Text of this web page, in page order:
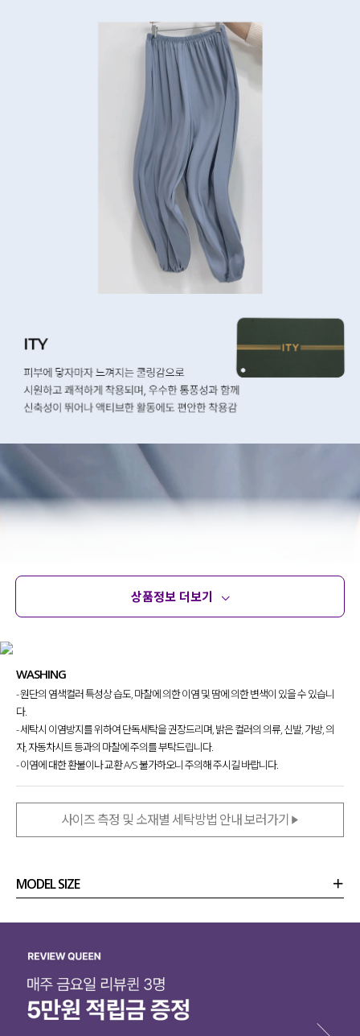
상품정보 더보기
WASHING
- 원단의 염색컬러 특성상 습도, 마찰에 의한 이염 및 땀에 의한 변색이 있을 수 있습니
다.
- 세탁시 이염방지를 위하여 단독세탁을 권장드리며, 밝은 컬러의 의류, 신발, 가방, 의
자, 자동차시트 등과의 마찰에 주의를 부탁드립니다.
- 이염에 대한 환불이나 교환 A/S 불가하오니 주의해 주시길 바랍니다.
사이즈 측정 및 소재별 세탁방법 안내 보러가기
MODEL SIZE